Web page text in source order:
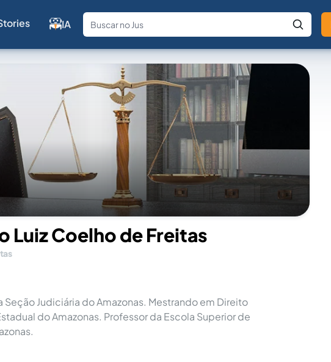
IA
Fale com a IA Buscar no Jus
Luiz Coelho de Freitas
Seção Judiciária do Amazonas. Mestrando em Direito
do Amazonas. Professor da Escola Superior de